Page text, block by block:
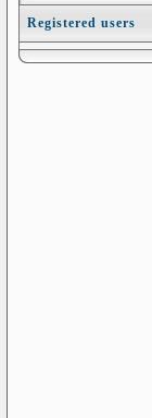
Registered users